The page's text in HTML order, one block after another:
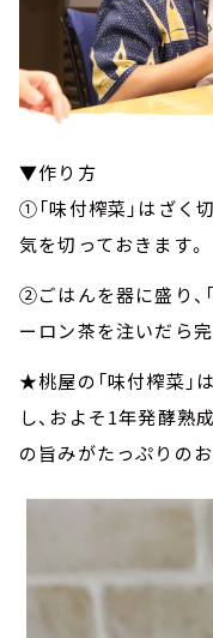
▼作り方
①「味付榨菜」はざく
気を切っておきます。
②ごはんを器に盛り、
ーロン茶を注いだら完
★桃屋の「味付榨菜」
し、およそ1年発酵熟
の旨みがたっぷりの